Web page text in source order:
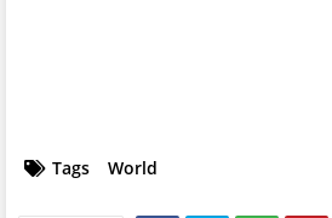
Tags World